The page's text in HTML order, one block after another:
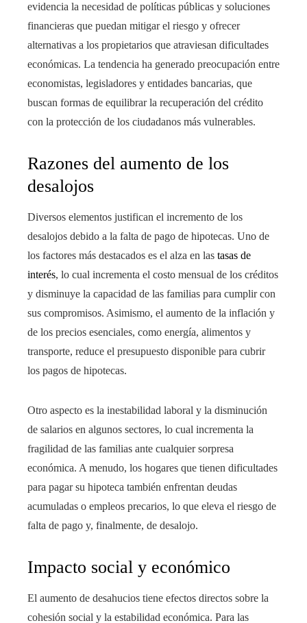
evidencia la necesidad de políticas públicas y soluciones
financieras que puedan mitigar el riesgo y ofrecer
alternativas a los propietarios que atraviesan dificultades
económicas. La tendencia ha generado preocupación entre
economistas, legisladores y entidades bancarias, que
buscan formas de equilibrar la recuperación del crédito
con la protección de los ciudadanos más vulnerables.
Razones del aumento de los
desalojos
Diversos elementos justifican el incremento de los
desalojos debido a la falta de pago de hipotecas. Uno de
los factores más destacados es el alza en las tasas de
interés, lo cual incrementa el costo mensual de los créditos
y disminuye la capacidad de las familias para cumplir con
sus compromisos. Asimismo, el aumento de la inflación y
de los precios esenciales, como energía, alimentos y
transporte, reduce el presupuesto disponible para cubrir
los pagos de hipotecas.
Otro aspecto es la inestabilidad laboral y la disminución
de salarios en algunos sectores, lo cual incrementa la
fragilidad de las familias ante cualquier sorpresa
económica. A menudo, los hogares que tienen dificultades
para pagar su hipoteca también enfrentan deudas
acumuladas o empleos precarios, lo que eleva el riesgo de
falta de pago y, finalmente, de desalojo.
Impacto social y económico
El aumento de desahucios tiene efectos directos sobre la
cohesión social y la estabilidad económica. Para las